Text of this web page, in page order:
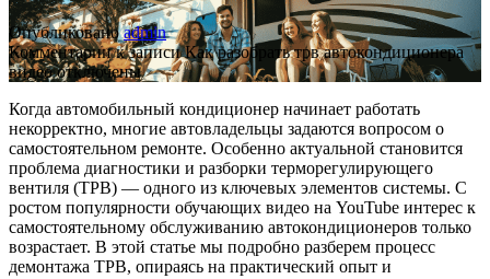
Опубликовано admin
Комментариик записи Как разобрать трв автокондиционера
видеоотключены
Когда автомобильный кондиционер начинает работать
некорректно, многие автовладельцы задаются вопросом о
самостоятельном ремонте. Особенно актуальной становится
проблема диагностики и разборки терморегулирующего
вентиля (ТРВ) — одного из ключевых элементов системы. С
ростом популярности обучающих видео на YouTube интерес к
самостоятельному обслуживанию автокондиционеров только
возрастает. В этой статье мы подробно разберем процесс
демонтажа ТРВ, опираясь на практический опыт и